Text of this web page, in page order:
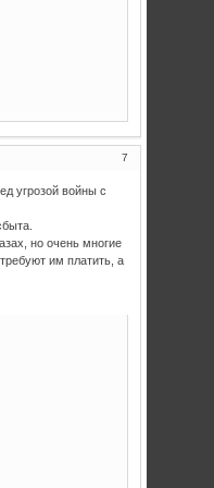
7
угрозой войны с
но очень многие
им платить, а